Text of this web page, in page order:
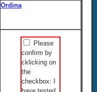
Ordina
Please
confirm by
cklicking on
the
checkbox: I